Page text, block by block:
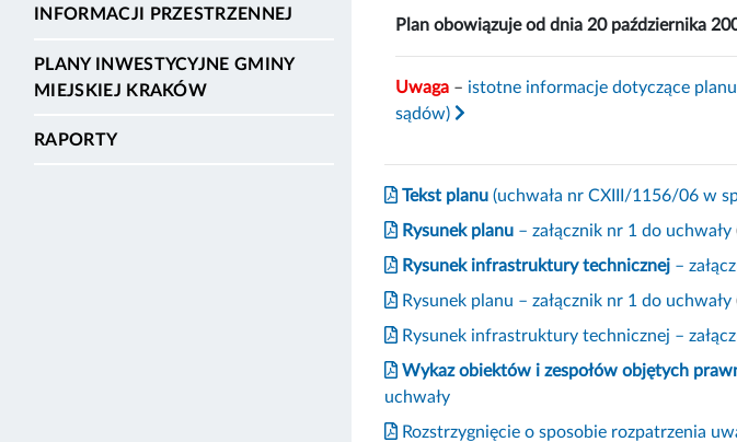
INFORMACJI PRZESTRZENNEJ
PLANY INWESTYCYJNE GMINY
MIEJSKIEJ KRAKÓW
RAPORTY
Plan obowiązuje od dnia 20 października
Uwaga – istotne informacje dotyczące
sądów)
Tekst planu (uchwała nr CXIII/1156/06 w
Rysunek planu – załącznik nr 1 do uchwały
Rysunek infrastruktury technicznej –
Rysunek planu – załącznik nr 1 do uchwały
Rysunek infrastruktury technicznej –
Wykaz obiektów i zespołów objętych
uchwały
Rozstrzygnięcie o sposobie rozpatrzenia